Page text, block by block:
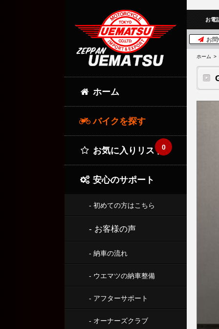
お電
お
ホーム
ホーム
バイクを探す
お気に入りリスト0
安心のサポート
- 初めての方はこちら
- お客様の声
- 納車の流れ
- ウエマツの納車整備
- アフターサポート
- オーナーズクラブ